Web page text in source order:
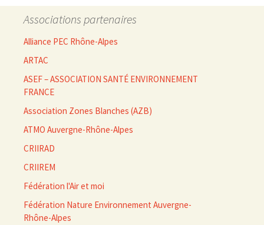
Associations partenaires
Alliance PEC Rhône-Alpes
ARTAC
ASEF – ASSOCIATION SANTÉ ENVIRONNEMENT
FRANCE
Association Zones Blanches (AZB)
ATMO Auvergne-Rhône-Alpes
CRIIRAD
CRIIREM
Fédération l'Air et moi
Fédération Nature Environnement Auvergne-
Rhône-Alpes